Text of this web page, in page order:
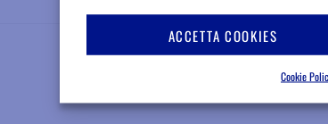
ACCETTA COOKIES
Cookie